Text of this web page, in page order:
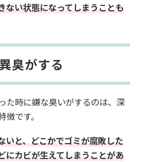
ない状態になってしまうことも
臭がする
た時に嫌な臭いがするのは、深
です。
いと、どこかでゴミが腐敗した
にカビが生えてしまうことがあ